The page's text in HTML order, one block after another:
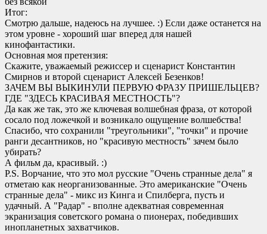
Итог:
Смотрю дальше, надеюсь на лучшее. :) Если даже останется на
этом уровне - хороший шаг вперед для нашей
кинофантастики.
Основная моя претензия:
Скажите, уважаемый режиссер и сценарист Константин
Смирнов и второй сценарист Алексей Безенков!
ЗАЧЕМ ВЫ ВЫКИНУЛИ ПЕРВУЮ ФРАЗУ ПРИШЕЛЬЦЕВ?
ГДЕ "ЗДЕСЬ КРАСИВАЯ МЕСТНОСТЬ"?
Да как же так, это же ключевая волшебная фраза, от которой
сосало под ложечкой и возникало ощущение волшебства!
Спасибо, что сохранили "треугольники", "точки" и прочие
ранги десантников, но "красивую местность" зачем было
убирать?
А фильм да, красивый. :)
P.S. Ворчание, что это мол русские "Очень странные дела" я
отметаю как неорганизованные. Это американские "Очень
странные дела" - микс из Кинга и Спилберга, пусть и
удачный. А "Радар" - вполне адекватная современная
экранизация советского романа о пионерах, победивших
инопланетных захватчиков.